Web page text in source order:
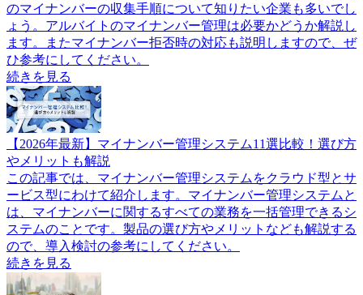
のマイナンバーの収集手順について知りたい企業も多いでし
ょう。アルバイトのマイナンバー管理は必要かどうか解説し
ます。またマイナンバー拒否時の対応も説明しますので、ぜ
ひ参考にしてください。
続きを見る
【2026年最新】マイナンバー管理システム11選比較！選び方
やメリットも解説
この記事では、マイナンバー管理システムをクラウド型とサ
ービス型にわけて紹介します。マイナンバー管理システムと
は、マイナンバーに関するすべての業務を一括管理できるシ
ステムのことです。製品の選び方やメリットなども解説する
ので、導入検討の参考にしてください。
続きを見る